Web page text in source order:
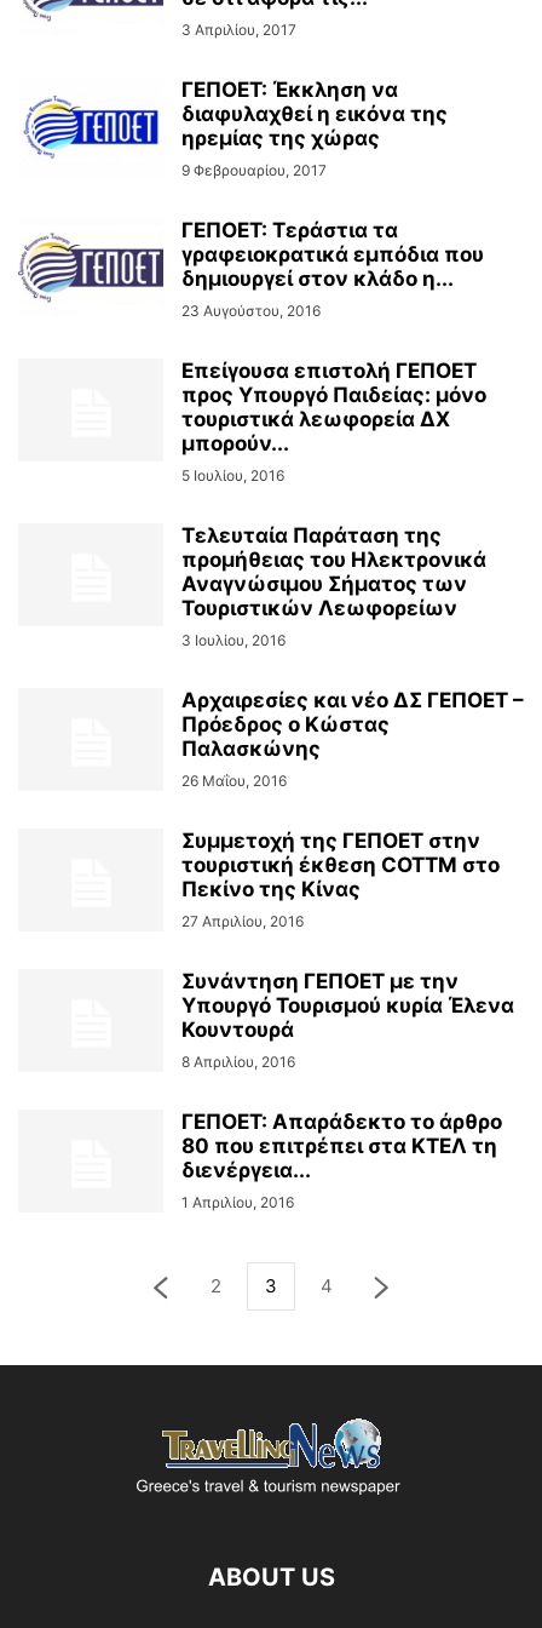
3 Απριλίου, 2017
ΓΕΠΟΕΤ: Έκκληση να
διαφυλαχθεί η εικόνα της
ηρεμίας της χώρας
9 Φεβρουαρίου, 2017
ΓΕΠΟΕΤ: Τεράστια τα
γραφειοκρατικά εμπόδια που
δημιουργεί στον κλάδο η...
23 Αυγούστου, 2016
Επείγουσα επιστολή ΓΕΠΟΕΤ
προς Υπουργό Παιδείας: μόνο
τουριστικά λεωφορεία ΔΧ
μπορούν...
5 Ιουλίου, 2016
Τελευταία Παράταση της
προμήθειας του Ηλεκτρονικά
Αναγνώσιμου Σήματος των
Τουριστικών Λεωφορείων
3 Ιουλίου, 2016
Αρχαιρεσίες και νέο ΔΣ ΓΕΠΟΕΤ –
Πρόεδρος ο Κώστας
Παλασκώνης
26 Μαΐου, 2016
Συμμετοχή της ΓΕΠΟΕΤ στην
τουριστική έκθεση COTTM στο
Πεκίνο της Κίνας
27 Απριλίου, 2016
Συνάντηση ΓΕΠΟΕΤ με την
Υπουργό Τουρισμού κυρία Έλενα
Κουντουρά
8 Απριλίου, 2016
ΓΕΠΟΕΤ: Απαράδεκτο το άρθρο
80 που επιτρέπει στα ΚΤΕΛ τη
διενέργεια...
1 Απριλίου, 2016
2 3 4
ABOUT US